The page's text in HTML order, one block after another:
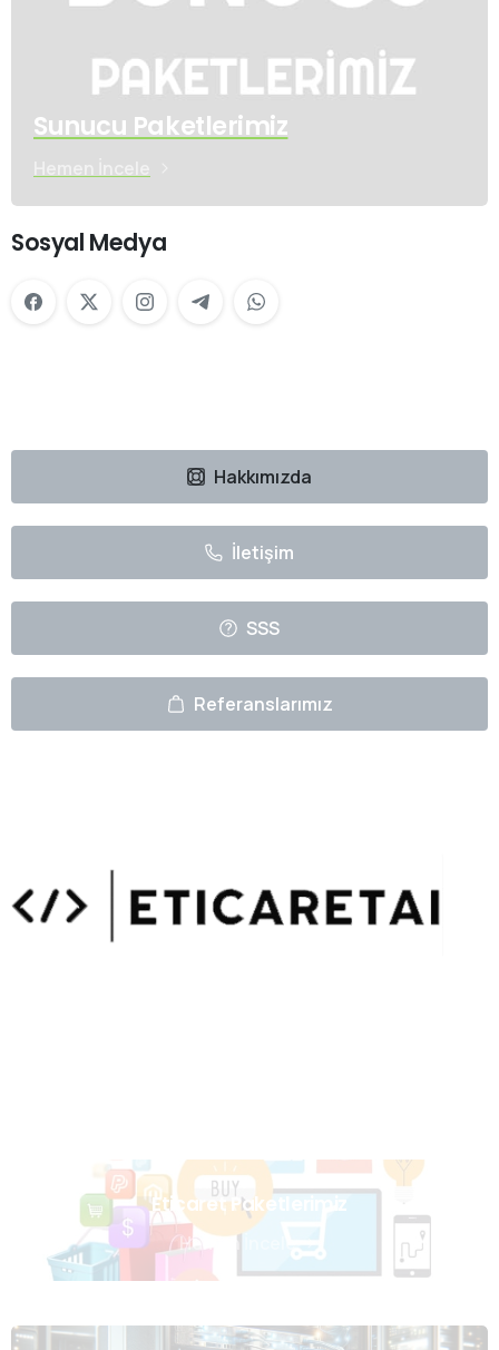
Sunucu Paketlerimiz
Sosyal Medya
Hakkımızda
İletişim
SSS
Referanslarımız
Eticaret Paketlerimiz
Hemen İncele